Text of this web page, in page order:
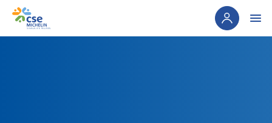
Panneau de gestion des cookies